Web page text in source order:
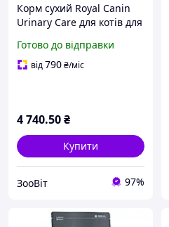
Корм сухий Royal Canin
Urinary Care для котів для
системи 10 кг
Готово до відправки
від790₴/міс
4 740.50₴
Купити
ЗооВіт 97%